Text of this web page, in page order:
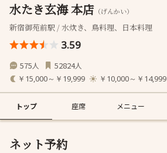
水たき玄海 本店 （げんかい）
新宿御苑前駅 / 水炊き、鳥料理、日本料理
3.59
575人 52824人
￥15,000～￥19,999 ￥10,000～￥14,999
トップ 座席 メニュー
ネット予約